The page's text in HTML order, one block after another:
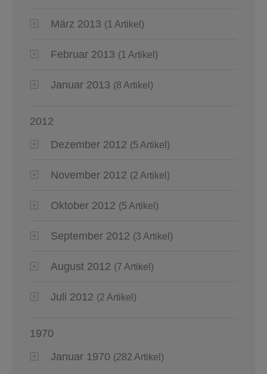
März 2013 (1 Artikel)
Februar 2013 (1 Artikel)
Januar 2013 (8 Artikel)
2012
Dezember 2012 (5 Artikel)
November 2012 (2 Artikel)
Oktober 2012 (5 Artikel)
September 2012 (3 Artikel)
August 2012 (7 Artikel)
Juli 2012 (2 Artikel)
1970
Januar 1970 (282 Artikel)